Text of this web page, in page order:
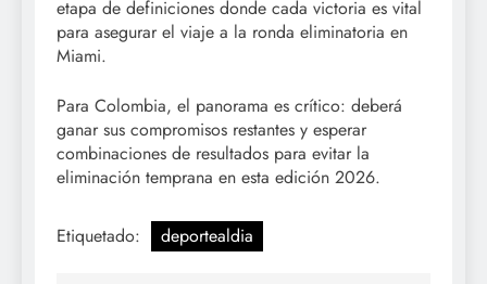
etapa de definiciones donde cada victoria es vital
para asegurar el viaje a la ronda eliminatoria en
Miami.
Para Colombia, el panorama es crítico: deberá
ganar sus compromisos restantes y esperar
combinaciones de resultados para evitar la
eliminación temprana en esta edición 2026.
Etiquetado: deportealdia